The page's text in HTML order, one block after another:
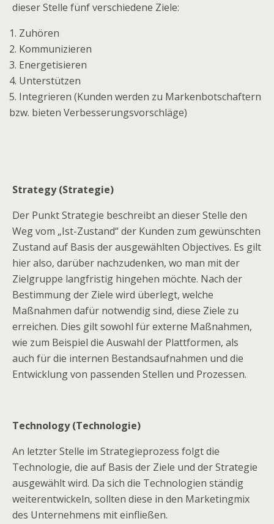
dieser Stelle fünf verschiedene Ziele:
1. Zuhören
2. Kommunizieren
3. Energetisieren
4. Unterstützen
5. Integrieren (Kunden werden zu Markenbotschaftern
bzw. bieten Verbesserungsvorschläge)
Strategy (Strategie)
Der Punkt Strategie beschreibt an dieser Stelle den
Weg vom „Ist-Zustand“ der Kunden zum gewünschten
Zustand auf Basis der ausgewählten Objectives. Es gilt
hier also, darüber nachzudenken, wo man mit der
Zielgruppe langfristig hingehen möchte. Nach der
Bestimmung der Ziele wird überlegt, welche
Maßnahmen dafür notwendig sind, diese Ziele zu
erreichen. Dies gilt sowohl für externe Maßnahmen,
wie zum Beispiel die Auswahl der Plattformen, als
auch für die internen Bestandsaufnahmen und die
Entwicklung von passenden Stellen und Prozessen.
Technology (Technologie)
An letzter Stelle im Strategieprozess folgt die
Technologie, die auf Basis der Ziele und der Strategie
ausgewählt wird. Da sich die Technologien ständig
weiterentwickeln, sollten diese in den Marketingmix
des Unternehmens mit einfließen.